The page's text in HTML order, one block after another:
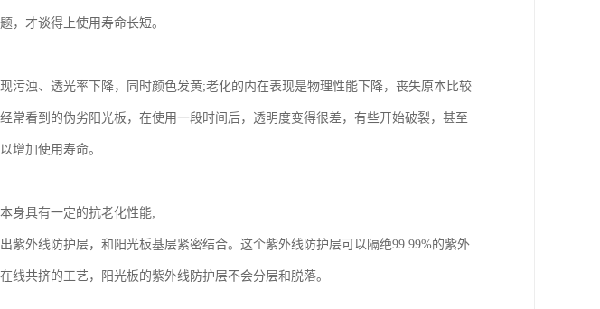
，才谈得上使用寿命长短。
污浊、透光率下降，同时颜色发黄;老化的内在表现是物理性能下降，丧失原本比较
常看到的伪劣阳光板，在使用一段时间后，透明度变得很差，有些开始破裂，甚至
增加使用寿命。
身具有一定的抗老化性能;
紫外线防护层，和阳光板基层紧密结合。这个紫外线防护层可以隔绝99.99%的紫外
线共挤的工艺，阳光板的紫外线防护层不会分层和脱落。